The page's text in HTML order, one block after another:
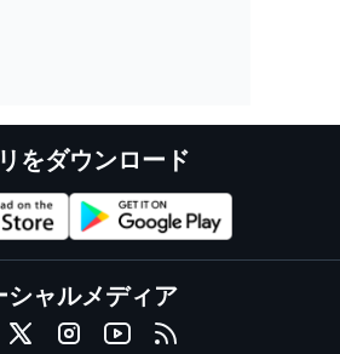
をダウンロード
シャルメディア